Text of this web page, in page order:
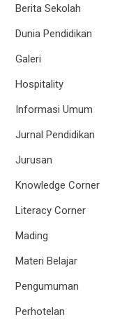
Berita Sekolah
Dunia Pendidikan
Galeri
Hospitality
Informasi Umum
Jurnal Pendidikan
Jurusan
Knowledge Corner
Literacy Corner
Mading
Materi Belajar
Pengumuman
Perhotelan